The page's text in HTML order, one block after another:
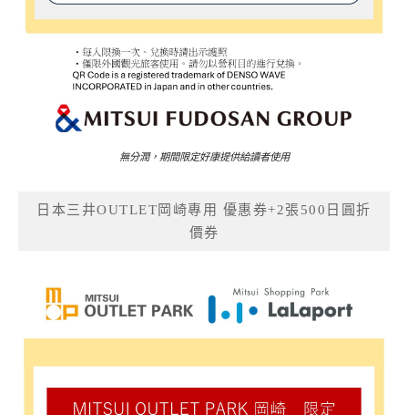
無分潤，期間限定好康提供給讀者使用
日本三井OUTLET岡崎專用 優惠券+2張500日圓折
價券